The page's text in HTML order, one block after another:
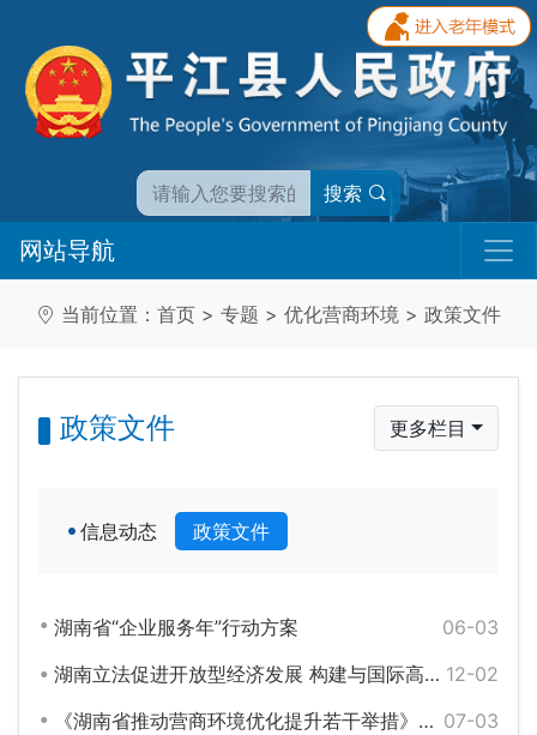
搜索
网站导航
当前位置： 首页 > 专题 > 优化营商环境 > 政策文件
政策文件 更多栏目
信息动态 政策文件
06-03
湖南省“企业服务年”行动方案
12-02
湖南立法促进开放型经济发展 构建与国际高标准经贸规则相衔接的开放环境
07-03
《湖南省推动营商环境优化提升若干举措》（全文）